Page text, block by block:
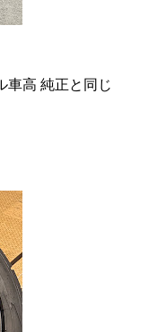
車高 純正と同じ